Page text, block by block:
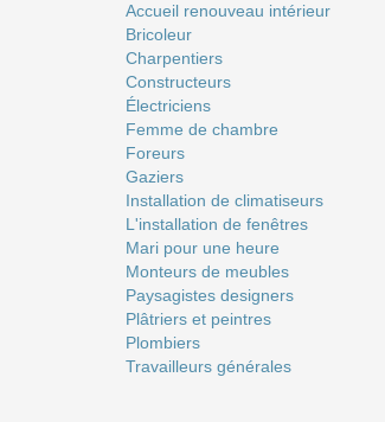
Accueil renouveau intérieur
Bricoleur
Charpentiers
Constructeurs
Électriciens
Femme de chambre
Foreurs
Gaziers
Installation de climatiseurs
L'installation de fenêtres
Mari pour une heure
Monteurs de meubles
Paysagistes designers
Plâtriers et peintres
Plombiers
Travailleurs générales